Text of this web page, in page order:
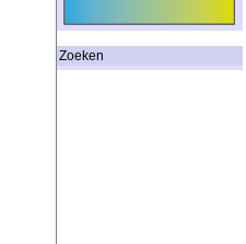
Zoeken